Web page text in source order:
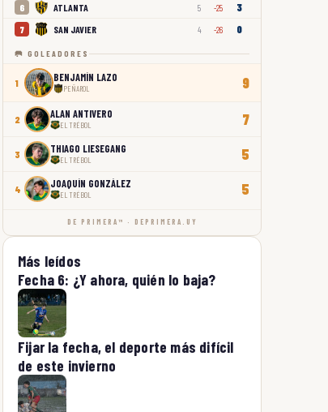
6 ATLANTA 5 -25 3
7 SAN JAVIER 4 -26 0
🥅 GOLEADORES
1 BENJAMÍN LAZO
PEÑAROL 9
2 ALAN ANTIVERO
EL TRÉBOL 7
3 THIAGO LIESEGANG
EL TRÉBOL 5
4 JOAQUÍN GONZÁLEZ
EL TRÉBOL 5
DE PRIMERA™ · DEPRIMERA.UY
Más leídos
Fecha 6: ¿Y ahora, quién lo baja?
Fijar la fecha, el deporte más difícil
de este invierno